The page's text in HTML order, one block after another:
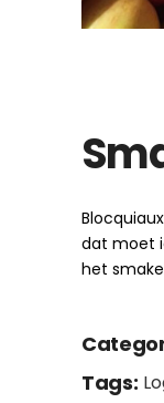
dat moet
het
Tags: